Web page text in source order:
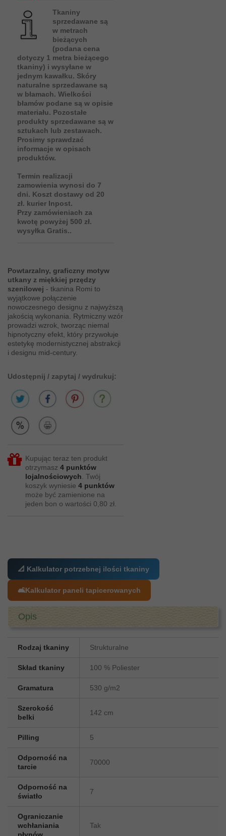
Tkaniny
sprzedawane są
w metrach
bieżących
(podana cena
dotyczy 1 metra bieżącego
tkaniny) i wysyłane w
jednym kawałku. Skóry
naturalne sprzedawane są
w błamach. Wielkości
błamów podane są w opisie
materiału. Pozostałe
produkty sprzedawane są w
sztukach lub zestawach.
Prosimy sprawdzać
informacje w opisach
produktów.
Termin realizacji
zamowienia wynosi do 7
dni. Koszt dostawy od 20
zł. kurier Inpost.
Przy zamówieniach za
kwotę powyżej 500 zł.
wysyłka Gratis..
Powtarzalny, graficzny motyw
utkany z miękkiej przędzy
szenilowej - tkanina Romi to
wyjątkowe połączenie
nowoczesnego designu z najwyższą
jakością wykonania. Rytmiczny wzór
prowadzi wzrok, tworząc niemal
hipnotyczny efekt, który przywołuje
estetykę modernistycznej abstrakcji
i designu mid-century.
Udostępnij / zapytaj / wydrukuj:
Kupując teraz ten produkt
otrzymasz 4 punktów
lojalnościowych. Twój
koszyk wyniesie 4 punktów
może być zamienione na
jeden bon o wartości 0,80 zł.
📐 Kalkulator potrzebnej ilości tkaniny
🛋️Kalkulator paneli tapicerowanych
Opis
Rodzaj tkaniny Strukturalne
Skład tkaniny 100 % Poliester
Gramatura 530 g/m2
Szerokość
belki
142 cm
Pilling 5
Odporność na
tarcie
70000
Odporność na
światło
7
Ograniczanie
wchłaniania
Tak